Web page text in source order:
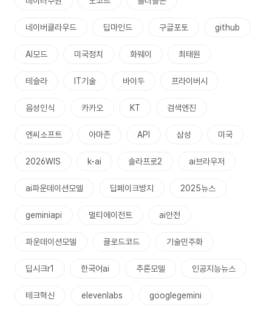
네이버클라우드 딥마인드 구글포토 github
AI모드 미국정치 화웨이 최태원
테슬라 IT기술 바이두 프라이버시
음성인식 카카오 KT 검색엔진
엔씨소프트 아마존 API 삼성 미국
2026WIS k-ai 솔라프로2 ai브라우저
ai파운데이션모델 딥페이크방지 2025뉴스
geminiapi 멀티에이전트 ai안전
파운데이션모델 클로드코드 기술민주화
딥시크r1 한국어ai 추론모델 인공지능뉴스
테크혁신 elevenlabs googlegemini